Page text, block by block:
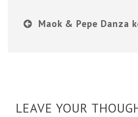
Maok & Pepe Danza
LEAVE YOUR